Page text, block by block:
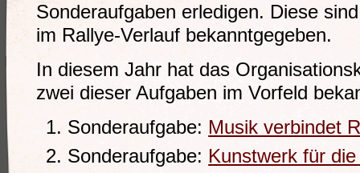
Sonderaufgaben erledigen. Diese
im Rallye-Verlauf bekanntgegeben.
In diesem Jahr hat das
zwei dieser Aufgaben im Vorfeld
Sonderaufgabe: Musik verbindet
Sonderaufgabe: Kunstwerk für